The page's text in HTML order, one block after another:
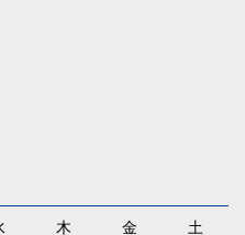
木 金
土